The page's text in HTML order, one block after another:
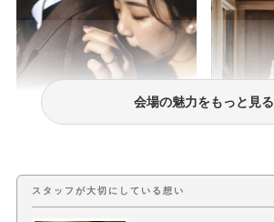
会場の魅力をもっと見る
スタッフが大切にしている想い